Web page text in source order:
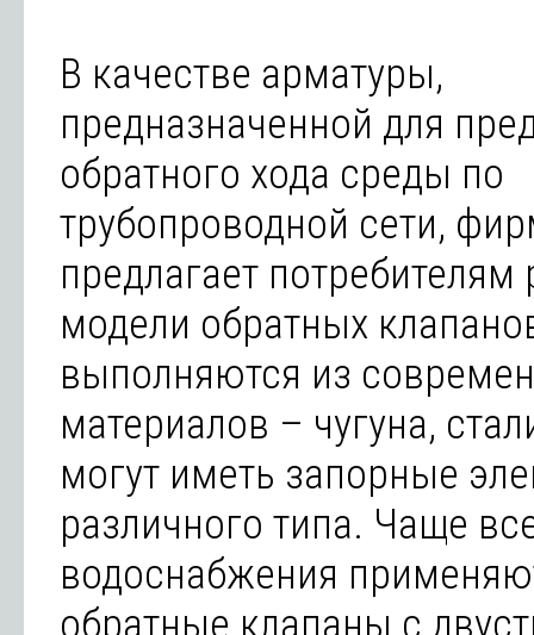
В качестве арматуры,
предназначенной для
обратного хода среды по
трубопроводной сети,
предлагает
модели обратных
выполняются из
материалов – чугуна,
могут иметь запорные
различного типа. Чаще
водоснабжения
обратные клапаны с